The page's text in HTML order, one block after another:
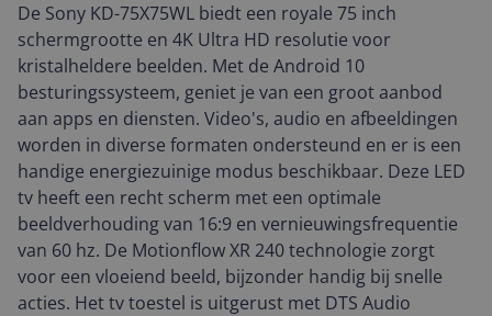
De Sony KD-75X75WL biedt een royale 75 inch
schermgrootte en 4K Ultra HD resolutie voor
kristalheldere beelden. Met de Android 10
besturingssysteem, geniet je van een groot aanbod
aan apps en diensten. Video's, audio en afbeeldingen
worden in diverse formaten ondersteund en er is een
handige energiezuinige modus beschikbaar. Deze LED
tv heeft een recht scherm met een optimale
beeldverhouding van 16:9 en vernieuwingsfrequentie
van 60 hz. De Motionflow XR 240 technologie zorgt
voor een vloeiend beeld, bijzonder handig bij snelle
acties. Het tv toestel is uitgerust met DTS Audio